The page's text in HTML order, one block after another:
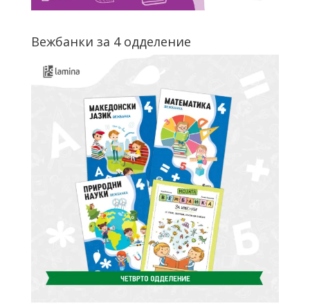
Вежбанки за 4 одделение